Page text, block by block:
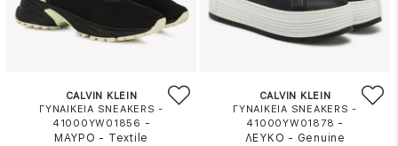
CALVIN KLEIN
ΓΥΝΑΙΚΕΙΑ SNEAKERS -
41000YW01856 -
ΜΑΥΡΟ - Textile
CALVIN KLEIN
ΓΥΝΑΙΚΕΙΑ SNEAKERS -
41000YW01878 -
ΛΕΥΚΟ - Genuine